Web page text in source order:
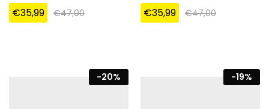
€35,99 €47,00 €35,99 €47,00
-20% -19%